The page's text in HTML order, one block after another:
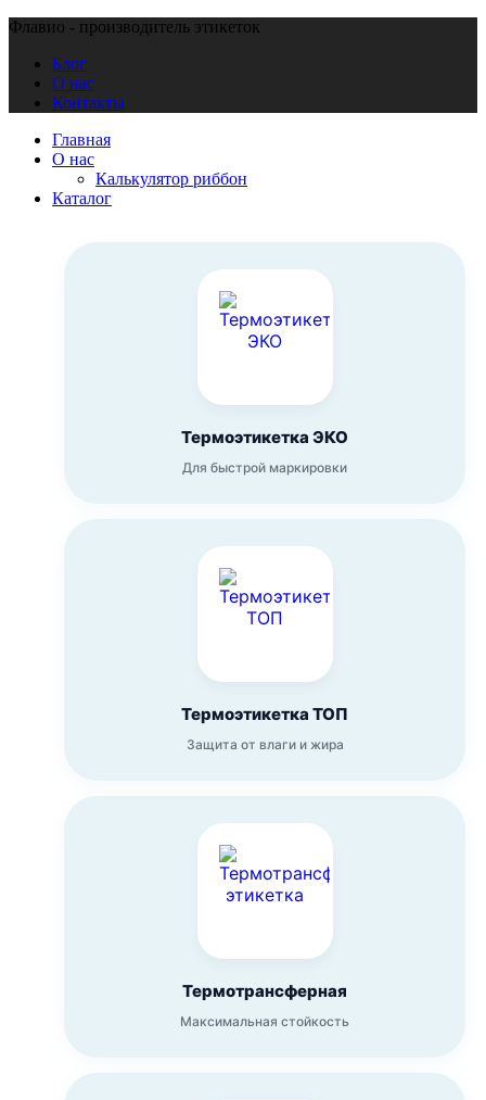
Флавио - производитель этикеток
Блог
О нас
Контакты
Главная
О нас
Калькулятор риббон
Каталог
Термоэтикетка ЭКО
Для быстрой маркировки
Термоэтикетка ТОП
Защита от влаги и жира
Термотрансферная
Максимальная стойкость